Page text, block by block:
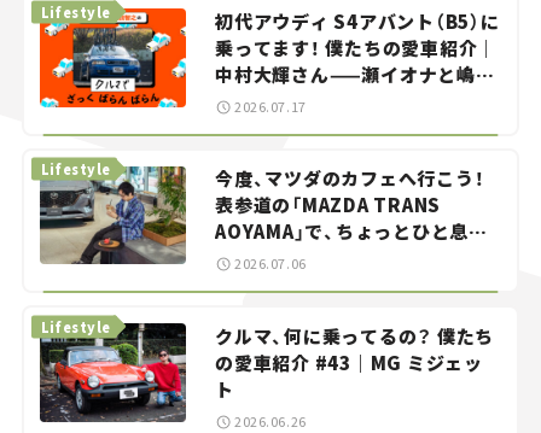
初代アウディ S4アバント（B5）に
乗ってます！ 僕たちの愛車紹介｜
中村大輝さん——瀬イオナと嶋田
智之の「クルマでざっくばらんば
Lifestyle
2026.07.17
今度、マツダのカフェへ行こう！
表参道の「MAZDA TRANS
AOYAMA」で、ちょっとひと息。
——連載｜CCGとクルマでどうす
る？＜第13回＞
Lifestyle
2026.07.06
クルマ、何に乗ってるの？ 僕たち
の愛車紹介 #43｜MG ミジェッ
ト
Lifestyle
2026.06.26